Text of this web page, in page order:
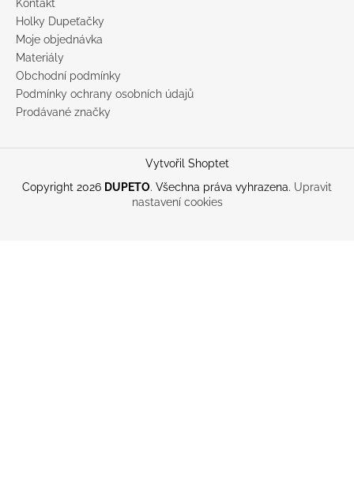
Kontakt
Holky Dupeťačky
Moje objednávka
Materiály
Obchodní podmínky
Podmínky ochrany osobních údajů
Prodávané značky
Vytvořil Shoptet
Copyright 2026 DUPETO. Všechna práva vyhrazena. Upravit
nastavení cookies